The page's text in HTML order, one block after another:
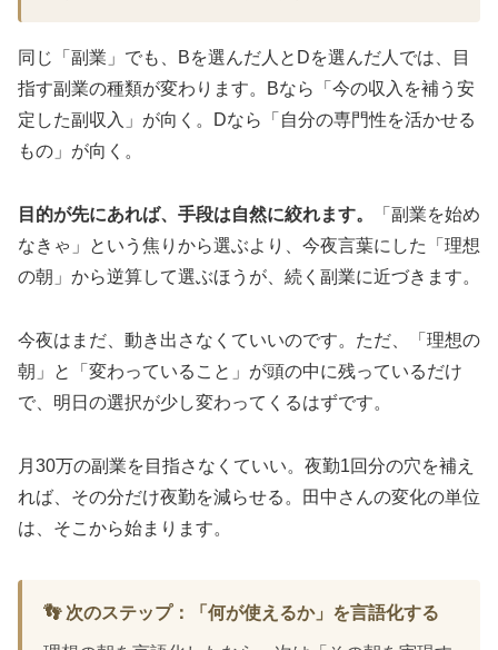
同じ「副業」でも、Bを選んだ人とDを選んだ人では、目
指す副業の種類が変わります。Bなら「今の収入を補う安
定した副収入」が向く。Dなら「自分の専門性を活かせる
もの」が向く。
目的が先にあれば、手段は自然に絞れます。
「副業を始め
なきゃ」という焦りから選ぶより、今夜言葉にした「理想
の朝」から逆算して選ぶほうが、続く副業に近づきます。
今夜はまだ、動き出さなくていいのです。ただ、「理想の
朝」と「変わっていること」が頭の中に残っているだけ
で、明日の選択が少し変わってくるはずです。
月30万の副業を目指さなくていい。夜勤1回分の穴を補え
れば、その分だけ夜勤を減らせる。田中さんの変化の単位
は、そこから始まります。
👣 次のステップ：「何が使えるか」を言語化する